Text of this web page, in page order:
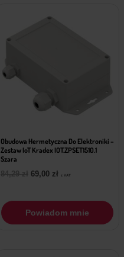
Obudowa Hermetyczna Do Elektroniki –
Zestaw IoT Kradex IOT.ZPSET1510.1
Szara
84,29zł Pierwotna
84,29 zł.
69,00 zł Aktualna
69,00 zł.
z VAT
Powiadom mnie